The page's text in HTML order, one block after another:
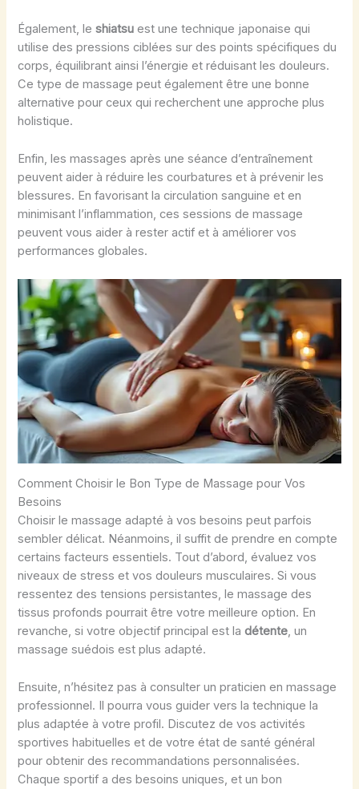
Également, leshiatsu est une technique japonaise qui
utilise des pressions ciblées sur des points spécifiques du
corps, équilibrant ainsi l’énergie et réduisant les douleurs.
Ce type de massage peut également être une bonne
alternative pour ceux qui recherchent une approche plus
holistique.
Enfin, les massages après une séance d’entraînement
peuvent aider à réduire les courbatures et à prévenir les
blessures. En favorisant la circulation sanguine et en
minimisant l’inflammation, ces sessions de massage
peuvent vous aider à rester actif et à améliorer vos
performances globales.
Comment Choisir le Bon Type de Massage pour Vos
Besoins
Choisir le massage adapté à vos besoins peut parfois
sembler délicat. Néanmoins, il suffit de prendre en compte
certains facteurs essentiels. Tout d’abord, évaluez vos
niveaux de stress et vos douleurs musculaires. Si vous
ressentez des tensions persistantes, le massage des
tissus profonds pourrait être votre meilleure option. En
revanche, si votre objectif principal est ladétente, un
massage suédois est plus adapté.
Ensuite, n’hésitez pas à consulter un praticien en massage
professionnel. Il pourra vous guider vers la technique la
plus adaptée à votre profil. Discutez de vos activités
sportives habituelles et de votre état de santé général
pour obtenir des recommandations personnalisées.
Chaque sportif a des besoins uniques, et un bon